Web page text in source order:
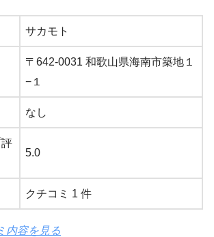
サカモト
〒642-0031 和歌山県海南市築地１
−１
なし
5.0
クチコミ 1 件
内容を見る